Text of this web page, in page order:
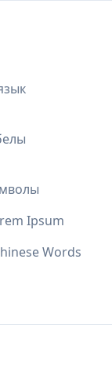
Ipsum
Words